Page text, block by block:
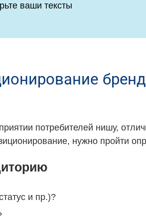
ваши тексты
потребителей нишу,
нужно пройти
и пр.)?